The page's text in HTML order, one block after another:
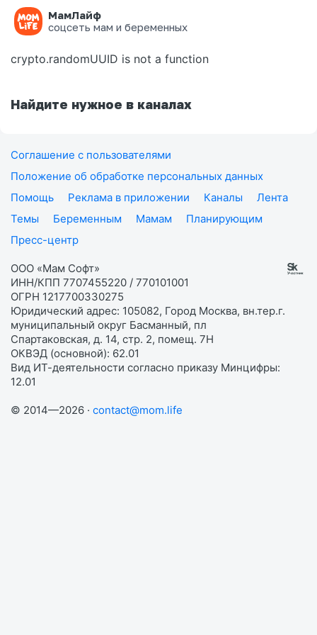
МамЛайф
соцсеть мам и беременных
Ошибка на странице
crypto.randomUUID is not a function
Найдите нужное в каналах
Соглашение с пользователями
Положение об обработке персональных данных
Помощь
Реклама в приложении Каналы
Лента
Темы
Беременным Мамам
Планирующим
Пресс-центр
ООО «Мам Софт»
ИНН/КПП 7707455220 / 770101001
ОГРН 1217700330275
Юридический адрес: 105082, Город Москва, вн.тер.г.
муниципальный округ Басманный, пл
Спартаковская, д. 14, стр. 2, помещ. 7Н
ОКВЭД (основной): 62.01
Вид ИТ-деятельности согласно приказу Минцифры:
12.01
© 2014—2026 · contact@mom.life